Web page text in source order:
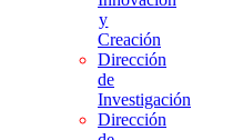
y
Creación
Dirección
de
Investigación
Dirección